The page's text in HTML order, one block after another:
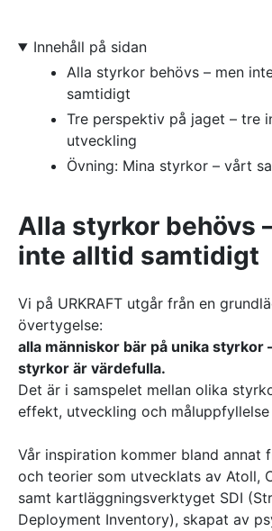
Kontakta oss
Om oss
Referenser
AKTUELLT
—
Inre hamnen etapp 2 –
vi framtidens Norrköping
— Erfarenhetsåterföring skapar
allt mer komplexa?
— Partnering i praktiken –
går in i produktion
KONTAKT
Drottninggatan 6
541 31 Skövde
info@urkraft.com
Innehåll på sidan
Alla styrkor behövs – men
samtidigt
Tre perspektiv på jaget – tre
utveckling
Övning: Mina styrkor – vårt
Alla styrkor behövs
inte alltid samtidigt
Vi på URKRAFT utgår från en
övertygelse:
alla människor bär på unika styrkor
styrkor är värdefulla.
Det är i samspelet mellan olika
effekt, utveckling och måluppfyllelse
Vår inspiration kommer bland annat
och teorier som utvecklats av Atoll,
samt kartläggningsverktyget SDI
Deployment Inventory), skapat av